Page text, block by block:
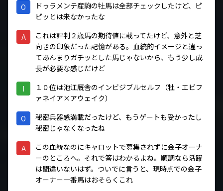
O
ドゥラメンテ産駒の牡馬は全部チェックしたけど、ピ
ピッとは来なかったな
A
これは評判２歳馬の期待値に載ってたけど、意外と芝
向きの印象だった記憶がある。血統的イメージと違っ
てあんまりガチッとした馬じゃないから、もう少し成
長が必要な感じだけど
I
１０位は池江厩舎のインビジブルセルフ（牡・エピフ
ァネイア×アウェイク）
O
秘密兵器感満載だったけど、もうゲートも受かったし
秘密じゃなくなったね
A
この血統なのにキャロットで募集されずに金子オーナ
ーのところへ。それで答はわかるよね。順調なら活躍
は間違いないはず。ついでに言うと、現時点での金子
オーナー一番馬はおそらくこれ